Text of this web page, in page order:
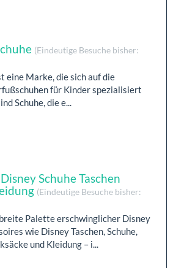
(Eindeutige Besuche bisher:
eine Marke, die sich auf die
für Kinder spezialisiert
Schuhe, die e...
Schuhe Taschen
(Eindeutige Besuche bisher:
Palette erschwinglicher Disney
wie Disney Taschen, Schuhe,
und Kleidung – i...